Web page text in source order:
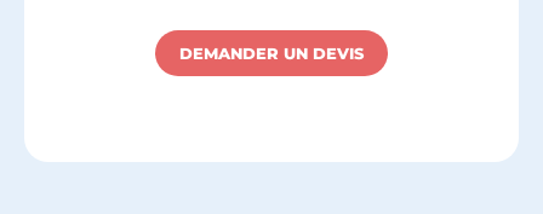
DEMANDER UN DEVIS